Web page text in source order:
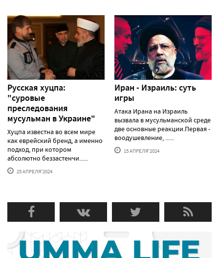
Русская хуцпа:
"суровые
преследования
мусульман в Украине"
Хуцпа известна во всем мире
как еврейский бренд, а именно
подход, при котором
абсолютно беззастенчи......
25 АПРЕЛЯ'2024
Иран - Израиль: суть
игры
Атака Ирана на Израиль
вызвала в мусульманской среде
две основные реакции.Первая -
воодушевление, ......
15 АПРЕЛЯ'2024